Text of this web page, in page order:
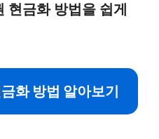
현금화 방법을 쉽게
화 방법 알아보기